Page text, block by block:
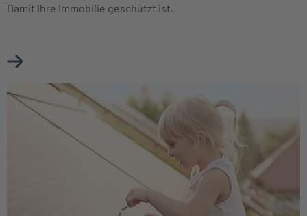
Damit Ihre Immobilie geschützt ist.
Mehr über Wohngebäudeversicherung erfahren
Weiter zu Photovoltaikversicherung